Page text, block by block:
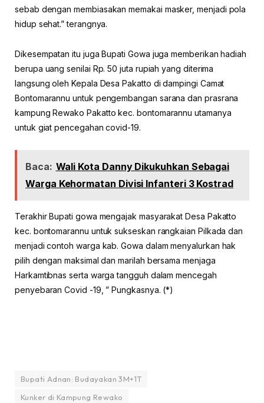
sebab dengan membiasakan memakai masker, menjadi pola
hidup sehat.” terangnya.
Dikesempatan itu juga Bupati Gowa juga memberikan hadiah
berupa uang senilai Rp. 50 juta rupiah yang diterima
langsung oleh Kepala Desa Pakatto di dampingi Camat
Bontomarannu untuk pengembangan sarana dan prasrana
kampung Rewako Pakatto kec. bontomarannu utamanya
untuk giat pencegahan covid-19.
Baca: Wali Kota Danny Dikukuhkan Sebagai
Warga Kehormatan Divisi Infanteri 3 Kostrad
Terakhir Bupati gowa mengajak masyarakat Desa Pakatto
kec. bontomarannu untuk sukseskan rangkaian Pilkada dan
menjadi contoh warga kab. Gowa dalam menyalurkan hak
pilih dengan maksimal dan marilah bersama menjaga
Harkamtibnas serta warga tangguh dalam mencegah
penyebaran Covid -19, ” Pungkasnya. (*)
Bupati Adnan: Budayakan 3M+1T
Kunker di Kampung Rewako